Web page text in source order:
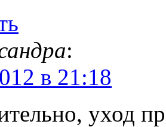
:
в 21:18
уход